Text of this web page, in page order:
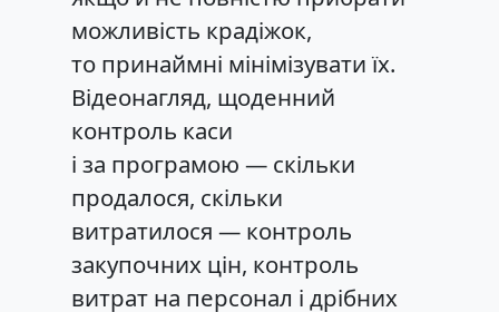
можливість крадіжок,
то принаймні мінімізувати їх.
Відеонагляд, щоденний
контроль каси
і за програмою — скільки
продалося, скільки
витратилося — контроль
закупочних цін, контроль
витрат на персонал і дрібних